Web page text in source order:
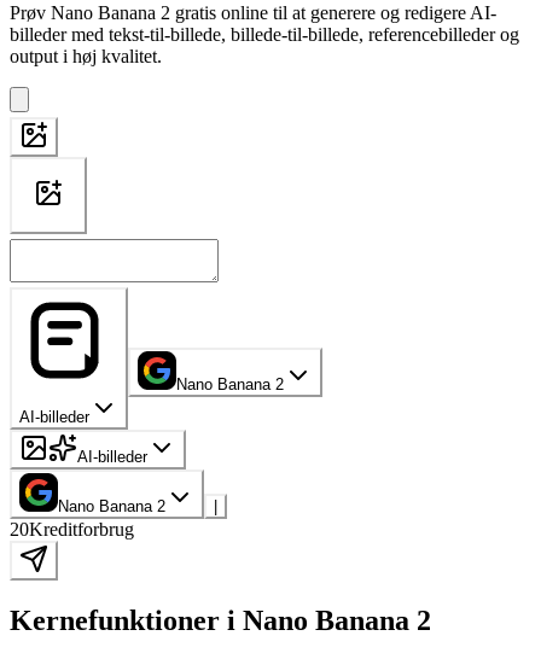
Prøv Nano Banana 2 gratis online til at generere og redigere AI-
billeder med tekst-til-billede, billede-til-billede, referencebilleder og
output i høj kvalitet.
AI-billeder
Nano Banana 2
AI-billeder
Nano Banana 2 |
20Kreditforbrug
Kernefunktioner i Nano Banana 2